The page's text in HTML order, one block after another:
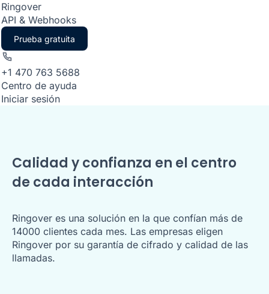
Ringover
API & Webhooks
Prueba gratuita
+1 470 763 5688
Centro de ayuda
Iniciar sesión
Calidad y confianza en el centro
de cada interacción
Ringover es una solución en la que confían más de
14000 clientes cada mes. Las empresas eligen
Ringover por su garantía de cifrado y calidad de las
llamadas.